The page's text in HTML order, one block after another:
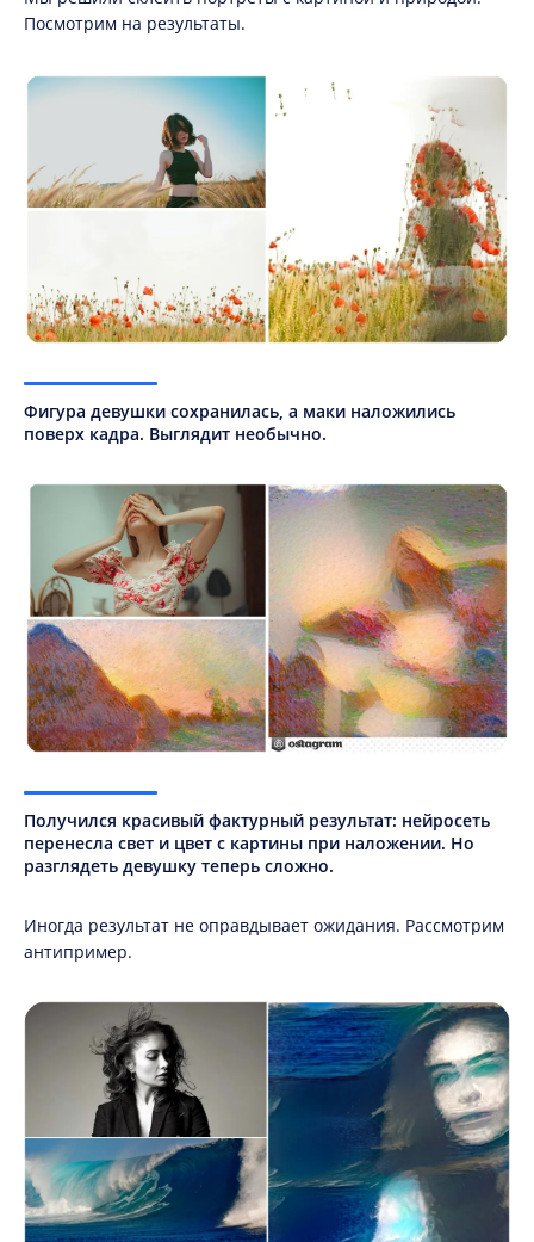
Посмотрим на результаты.
Фигура девушки сохранилась, а маки наложились
поверх кадра. Выглядит необычно.
Получился красивый фактурный результат: нейросеть
перенесла свет и цвет с картины при наложении. Но
разглядеть девушку теперь сложно.
Иногда результат не оправдывает ожидания. Рассмотрим
антипример.